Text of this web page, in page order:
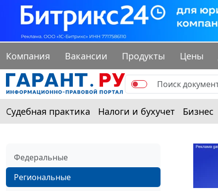
Компания Вакансии Продукты Цены
Судебная практика Налоги и бухучет Бизнес
Федеральные
Региональные